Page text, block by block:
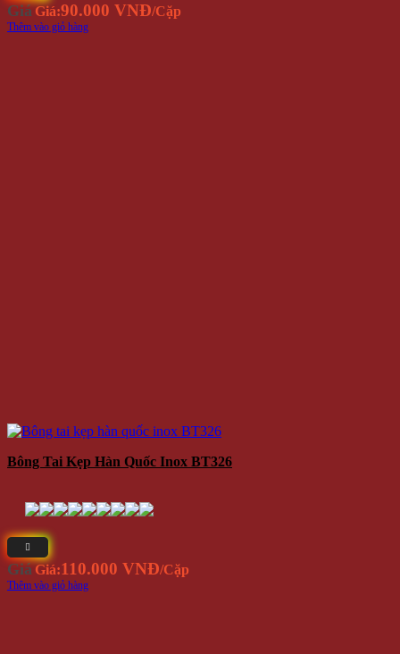
Giá Giá:90.000 VNĐ/Cặp
Thêm vào giỏ hàng
Bông Tai Kẹp Hàn Quốc Inox BT326
Giá Giá:110.000 VNĐ/Cặp
Thêm vào giỏ hàng